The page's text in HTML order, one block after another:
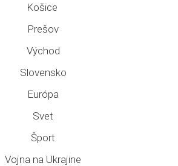
Košice
Prešov
Východ
Slovensko
Európa
Svet
Šport
Vojna na Ukrajine